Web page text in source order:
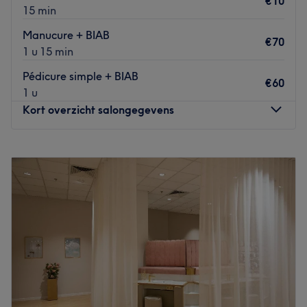
15 min
Manucure + BIAB
1 u 15 min
€70
Pédicure simple + BIAB
1 u
€60
Kort overzicht salongegevens
Dinsdag
Woensdag
–
19:00
10:00
Zondag
MS AESTHETIC est un institut de beauté situé en plein
centre de Bruxelles. Nous vous accueillons en FR, EN ,